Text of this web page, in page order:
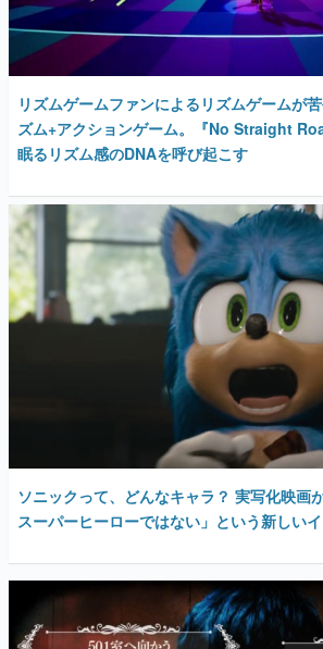
リズムゲームファンによるリズムゲームが
ズム+アクションゲーム。『No Straight
眠るリズム感のDNAを呼び起こす
ソニックって、どんなキャラ？ 実写化映画
スーパーヒーローではない」という新しい